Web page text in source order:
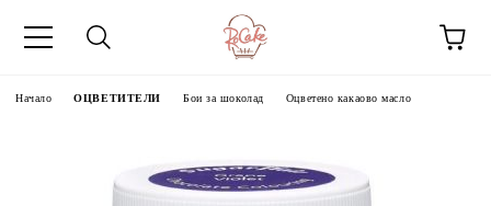
Начало ОЦВЕТИТЕЛИ Бои за шоколад Оцветено какаово масло